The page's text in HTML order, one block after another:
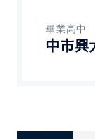
隱私權政策
LINK
畢業高中
中市興